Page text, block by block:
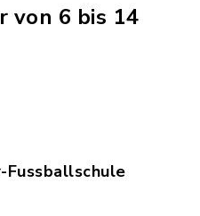
von 6 bis 14
Fussballschule